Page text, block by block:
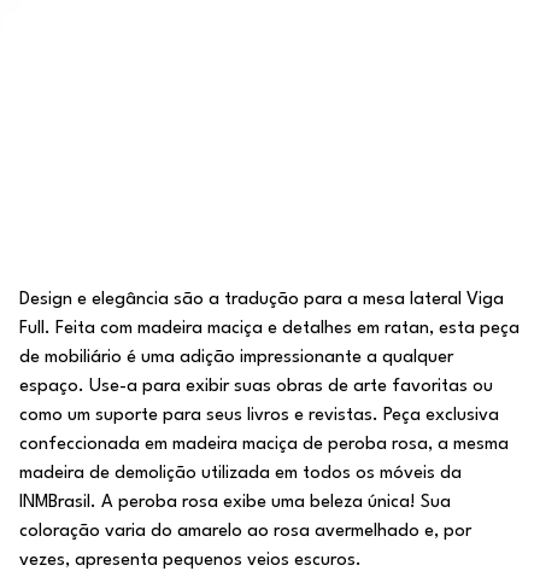
Design e elegância são a tradução para a mesa lateral Viga
Full. Feita com madeira maciça e detalhes em ratan, esta peça
de mobiliário é uma adição impressionante a qualquer
espaço. Use-a para exibir suas obras de arte favoritas ou
como um suporte para seus livros e revistas. Peça exclusiva
confeccionada em madeira maciça de peroba rosa, a mesma
madeira de demolição utilizada em todos os móveis da
INMBrasil. A peroba rosa exibe uma beleza única! Sua
coloração varia do amarelo ao rosa avermelhado e, por
vezes, apresenta pequenos veios escuros.